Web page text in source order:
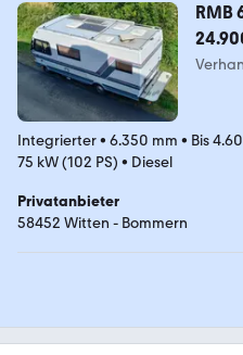
RMB
Integrierter• 6.350 mm • Bis
75 kW (102 PS) • Diesel
Privatanbieter
58452 Witten - Bommern